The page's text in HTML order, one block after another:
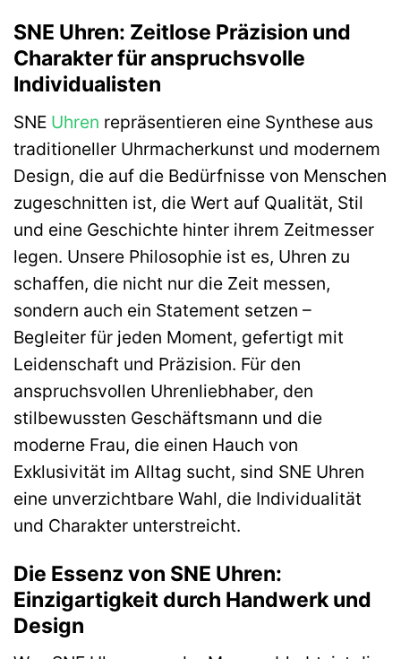
SNE Uhren: Zeitlose Präzision und
Charakter für anspruchsvolle
Individualisten
SNE Uhren repräsentieren eine Synthese aus
traditioneller Uhrmacherkunst und modernem
Design, die auf die Bedürfnisse von Menschen
zugeschnitten ist, die Wert auf Qualität, Stil
und eine Geschichte hinter ihrem Zeitmesser
legen. Unsere Philosophie ist es, Uhren zu
schaffen, die nicht nur die Zeit messen,
sondern auch ein Statement setzen –
Begleiter für jeden Moment, gefertigt mit
Leidenschaft und Präzision. Für den
anspruchsvollen Uhrenliebhaber, den
stilbewussten Geschäftsmann und die
moderne Frau, die einen Hauch von
Exklusivität im Alltag sucht, sind SNE Uhren
eine unverzichtbare Wahl, die Individualität
und Charakter unterstreicht.
Die Essenz von SNE Uhren:
Einzigartigkeit durch Handwerk und
Design